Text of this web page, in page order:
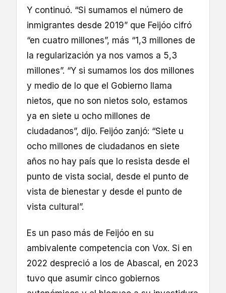
Y continuó. “Si sumamos el número de
inmigrantes desde 2019” que Feijóo cifró
“en cuatro millones”, más “1,3 millones de
la regularización ya nos vamos a 5,3
millones”. “Y si sumamos los dos millones
y medio de lo que el Gobierno llama
nietos, que no son nietos solo, estamos
ya en siete u ocho millones de
ciudadanos”, dijo. Feijóo zanjó: “Siete u
ocho millones de ciudadanos en siete
años no hay país que lo resista desde el
punto de vista social, desde el punto de
vista de bienestar y desde el punto de
vista cultural”.
Es un paso más de Feijóo en su
ambivalente competencia con Vox. Si en
2022 despreció a los de Abascal, en 2023
tuvo que asumir cinco gobiernos